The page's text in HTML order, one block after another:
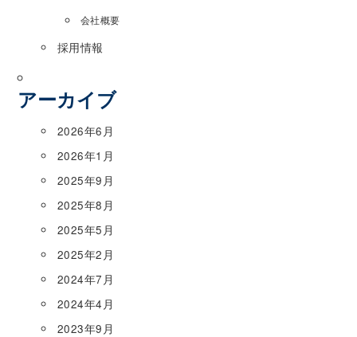
会社概要
採用情報
アーカイブ
2026年6月
2026年1月
2025年9月
2025年8月
2025年5月
2025年2月
2024年7月
2024年4月
2023年9月